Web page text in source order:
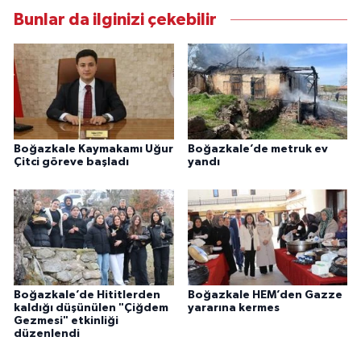
Bunlar da ilginizi çekebilir
Boğazkale Kaymakamı Uğur
Çitci göreve başladı
Boğazkale’de metruk ev
yandı
Boğazkale’de Hititlerden
kaldığı düşünülen "Çiğdem
Gezmesi" etkinliği
düzenlendi
Boğazkale HEM’den Gazze
yararına kermes